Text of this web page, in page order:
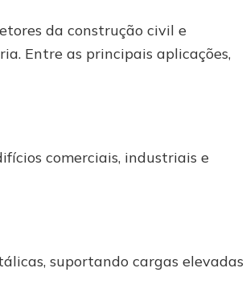
da construção civil e
Entre as principais aplicações,
comerciais, industriais e
suportando cargas elevadas